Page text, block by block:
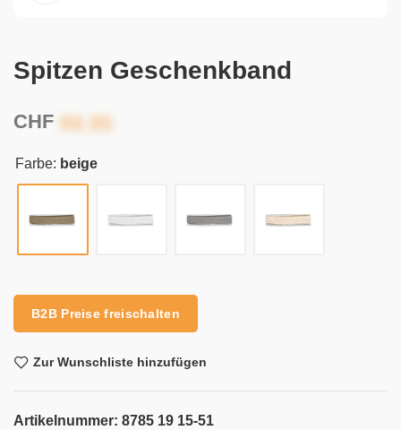
Spitzen Geschenkband
CHF
Farbe: beige
B2B Preise freischalten
Zur Wunschliste hinzufügen
Artikelnummer: 8785 19 15-51